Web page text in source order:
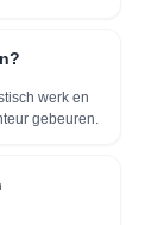
werk en
gebeuren.